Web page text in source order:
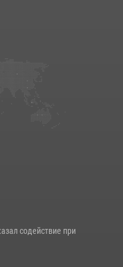
по обобщению
содействие при